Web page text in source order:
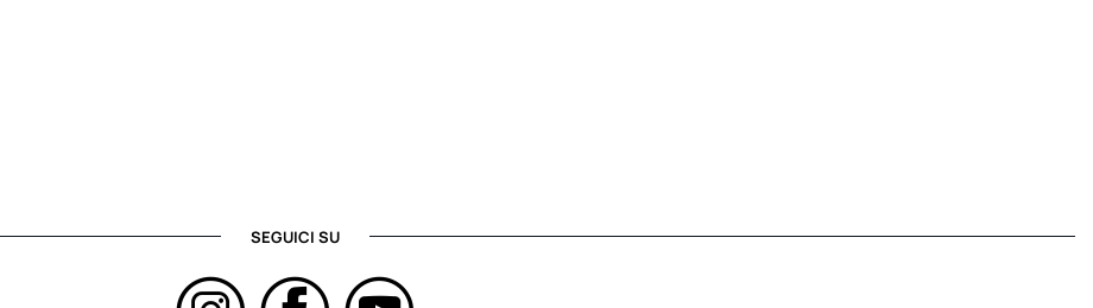
SEGUICI SU